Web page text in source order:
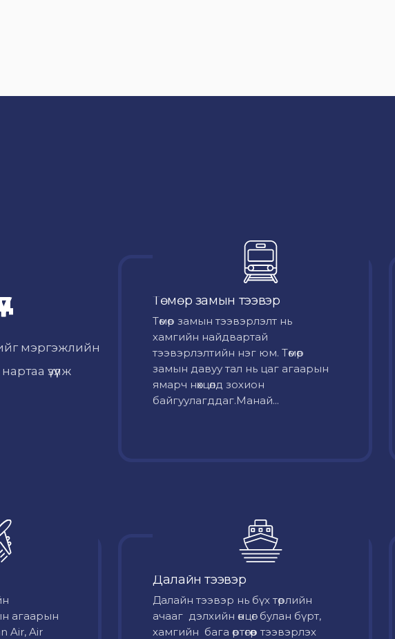
мэргэжлийн
үзүүлж
Төмөр замын тээвэр
Төмөр замын тээвэрлэлт нь
хамгийн найдвартай
тээвэрлэлтийн нэг юм. Төмөр
замын давуу тал нь цаг агаарын
ямарч нөхцөлд зохион
байгуулагддаг.Манай...
агаарын
Air, Air
Далайн тээвэр
Далайн тээвэр нь бүх төрлийн
ачааг дэлхийн өнцөг булан бүрт,
хамгийн бага өртөгөөр тээвэрлэх